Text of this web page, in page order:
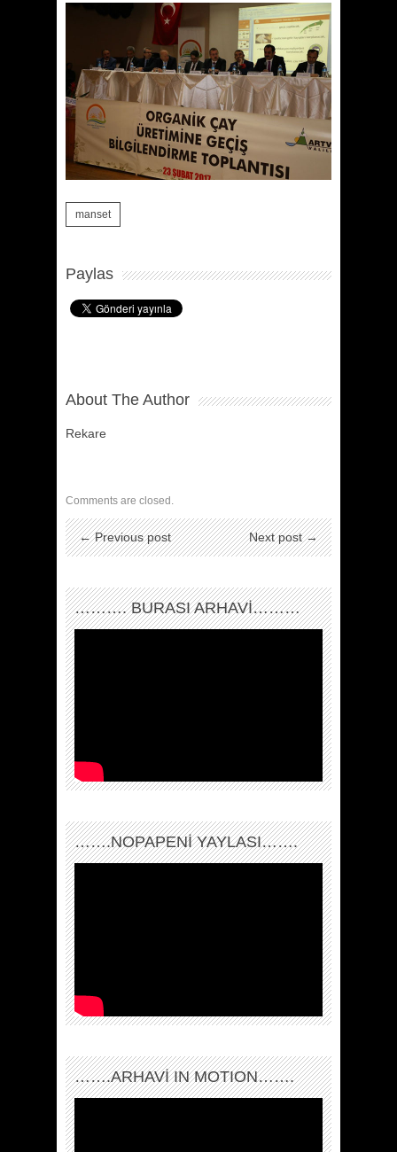
manset
Paylas
About The Author
Rekare
Comments are closed.
← Previous post Next post →
………. BURASI ARHAVİ………
…….NOPAPENİ YAYLASI…….
…….ARHAVI IN MOTION…….